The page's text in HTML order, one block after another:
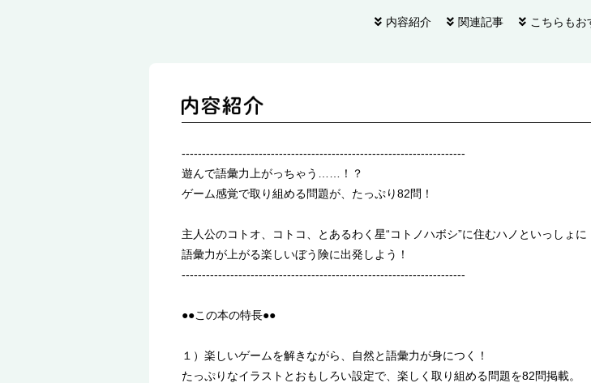
内容紹介 関連記事 こちらもお
----------------------------------------------------------------------
遊んで語彙力上がっちゃう……！？
ゲーム感覚で取り組める問題が、たっぷり82問！
主人公のコトオ、コトコ、とあるわく星“コトノハボシ”に住むハノといっしょに
語彙力が上がる楽しいぼう険に出発しよう！
----------------------------------------------------------------------
●●この本の特長●●
１）楽しいゲームを解きながら、自然と語彙力が身につく！
たっぷりなイラストとおもしろい設定で、楽しく取り組める問題を82問掲載。